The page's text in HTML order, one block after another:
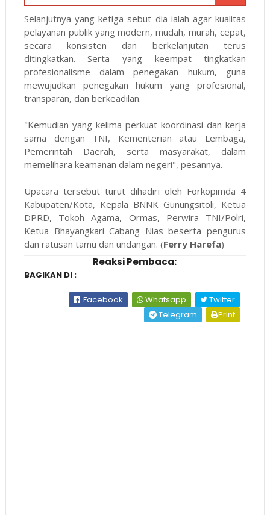
Selanjutnya yang ketiga sebut dia ialah agar kualitas
pelayanan publik yang modern, mudah, murah, cepat,
secara konsisten dan berkelanjutan terus
ditingkatkan. Serta yang keempat tingkatkan
profesionalisme dalam penegakan hukum, guna
mewujudkan penegakan hukum yang profesional,
transparan, dan berkeadilan.
"Kemudian yang kelima perkuat koordinasi dan kerja
sama dengan TNI, Kementerian atau Lembaga,
Pemerintah Daerah, serta masyarakat, dalam
memelihara keamanan dalam negeri", pesannya.
Upacara tersebut turut dihadiri oleh Forkopimda 4
Kabupaten/Kota, Kepala BNNK Gunungsitoli, Ketua
DPRD, Tokoh Agama, Ormas, Perwira TNI/Polri,
Ketua Bhayangkari Cabang Nias beserta pengurus
dan ratusan tamu dan undangan. (Ferry Harefa)
Reaksi Pembaca:
BAGIKAN DI :
Facebook Whatsapp
Twitter
Telegram
Print